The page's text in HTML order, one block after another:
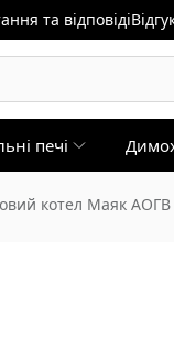
та відповіді
печі
котел Маяк